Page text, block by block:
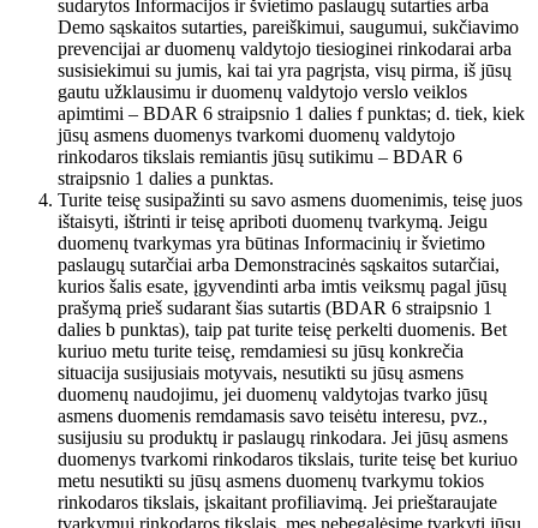
sudarytos Informacijos ir švietimo paslaugų sutarties arba
Demo sąskaitos sutarties, pareiškimui, saugumui, sukčiavimo
prevencijai ar duomenų valdytojo tiesioginei rinkodarai arba
susisiekimui su jumis, kai tai yra pagrįsta, visų pirma, iš jūsų
gautu užklausimu ir duomenų valdytojo verslo veiklos
apimtimi – BDAR 6 straipsnio 1 dalies f punktas; d. tiek, kiek
jūsų asmens duomenys tvarkomi duomenų valdytojo
rinkodaros tikslais remiantis jūsų sutikimu – BDAR 6
straipsnio 1 dalies a punktas.
Turite teisę susipažinti su savo asmens duomenimis, teisę juos
ištaisyti, ištrinti ir teisę apriboti duomenų tvarkymą. Jeigu
duomenų tvarkymas yra būtinas Informacinių ir švietimo
paslaugų sutarčiai arba Demonstracinės sąskaitos sutarčiai,
kurios šalis esate, įgyvendinti arba imtis veiksmų pagal jūsų
prašymą prieš sudarant šias sutartis (BDAR 6 straipsnio 1
dalies b punktas), taip pat turite teisę perkelti duomenis. Bet
kuriuo metu turite teisę, remdamiesi su jūsų konkrečia
situacija susijusiais motyvais, nesutikti su jūsų asmens
duomenų naudojimu, jei duomenų valdytojas tvarko jūsų
asmens duomenis remdamasis savo teisėtu interesu, pvz.,
susijusiu su produktų ir paslaugų rinkodara. Jei jūsų asmens
duomenys tvarkomi rinkodaros tikslais, turite teisę bet kuriuo
metu nesutikti su jūsų asmens duomenų tvarkymu tokios
rinkodaros tikslais, įskaitant profiliavimą. Jei prieštaraujate
tvarkymui rinkodaros tikslais, mes nebegalėsime tvarkyti jūsų